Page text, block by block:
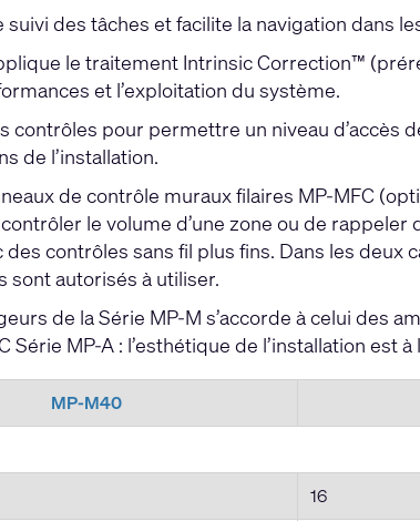
des tâches et facilite la navigation dans
le traitement Intrinsic Correction™
et l’exploitation du système.
contrôles pour permettre un niveau d’accès
de l’installation.
de contrôle muraux filaires MP-MFC
le volume d’une zone ou de rappeler
contrôles sans fil plus fins. Dans les deux
sont autorisés à utiliser.
de la Série MP-M s’accorde à celui des
Série MP-A: l’esthétique de l’installation est
MP-M40
16